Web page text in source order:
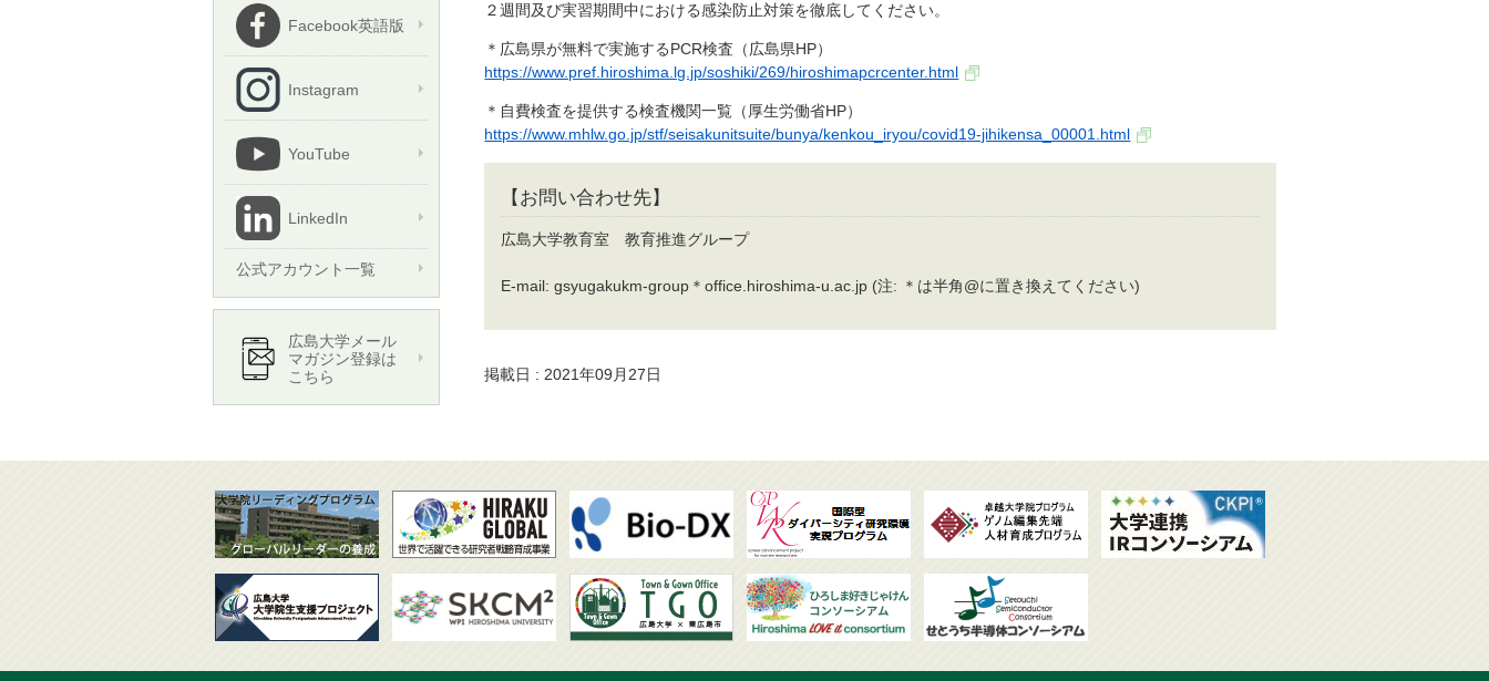
２週間及び実習期間中における感染防止対策を徹底してください。
＊広島県が無料で実施するPCR検査（広島県HP）
https://www.pref.hiroshima.lg.jp/soshiki/269/hiroshimapcrcenter.html
＊自費検査を提供する検査機関一覧（厚生労働省HP）
https://www.mhlw.go.jp/stf/seisakunitsuite/bunya/kenkou_iryou/covid19-jihikensa_00001.html
【お問い合わせ先】
広島大学教育室 教育推進グループ
E-mail: gsyugakukm-group＊office.hiroshima-u.ac.jp (注: ＊は半角@に置き換えてください)
掲載日 : 2021年09月27日
Facebook英語版
Instagram
YouTube
LinkedIn
公式アカウント一覧
広島大学メール
マガジン登録は
こちら